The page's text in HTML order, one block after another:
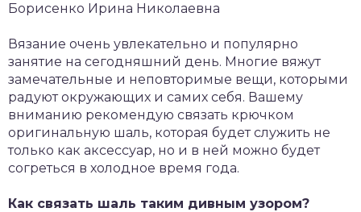
Борисенко Ирина Николаевна
Вязание очень увлекательно и популярно
занятие на сегодняшний день. Многие вяжут
замечательные и неповторимые вещи, которыми
радуют окружающих и самих себя. Вашему
вниманию рекомендую связать крючком
оригинальную шаль, которая будет служить не
только как аксессуар, но и в ней можно будет
согреться в холодное время года.
Как связать шаль таким дивным узором?